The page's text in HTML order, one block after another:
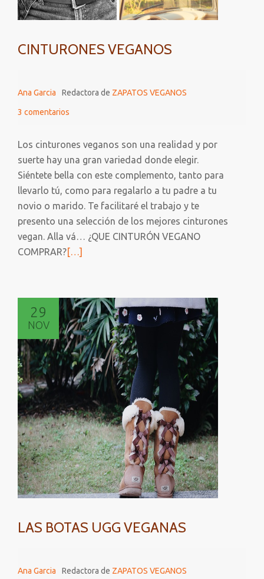
CINTURONES VEGANOS
Ana Garcia Redactora de ZAPATOS VEGANOS
3 comentarios
Los cinturones veganos son una realidad y por
suerte hay una gran variedad donde elegir.
Siéntete bella con este complemento, tanto para
llevarlo tú, como para regalarlo a tu padre a tu
novio o marido. Te facilitaré el trabajo y te
presento una selección de los mejores cinturones
vegan. Alla vá… ¿QUE CINTURÓN VEGANO
COMPRAR?Leer
CINTURONES
VEGANOS
[…]
29
NOV
LAS BOTAS UGG VEGANAS
Ana Garcia Redactora de ZAPATOS VEGANOS